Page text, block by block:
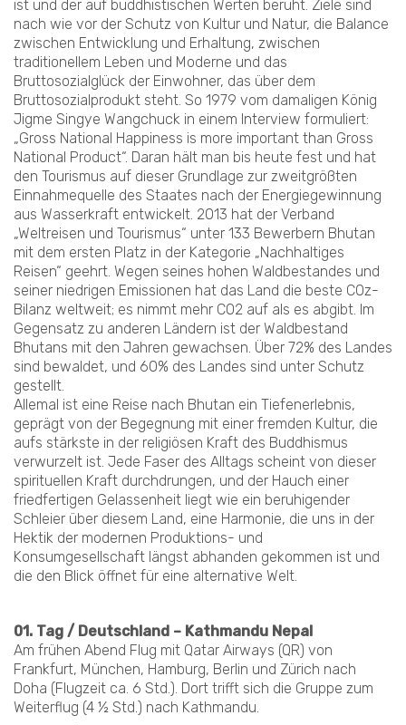
ist und der auf buddhistischen Werten beruht. Ziele sind
nach wie vor der Schutz von Kultur und Natur, die Balance
zwischen Entwicklung und Erhaltung, zwischen
traditionellem Leben und Moderne und das
Bruttosozialglück der Einwohner, das über dem
Bruttosozialprodukt steht. So 1979 vom damaligen König
Jigme Singye Wangchuck in einem Interview formuliert:
„Gross National Happiness is more important than Gross
National Product“. Daran hält man bis heute fest und hat
den Tourismus auf dieser Grundlage zur zweitgrößten
Einnahmequelle des Staates nach der Energiegewinnung
aus Wasserkraft entwickelt. 2013 hat der Verband
„Weltreisen und Tourismus“ unter 133 Bewerbern Bhutan
mit dem ersten Platz in der Kategorie „Nachhaltiges
Reisen“ geehrt. Wegen seines hohen Waldbestandes und
seiner niedrigen Emissionen hat das Land die beste COz-
Bilanz weltweit; es nimmt mehr CO2 auf als es abgibt. Im
Gegensatz zu anderen Ländern ist der Waldbestand
Bhutans mit den Jahren gewachsen. Über 72% des Landes
sind bewaldet, und 60% des Landes sind unter Schutz
gestellt.
Allemal ist eine Reise nach Bhutan ein Tiefenerlebnis,
geprägt von der Begegnung mit einer fremden Kultur, die
aufs stärkste in der religiösen Kraft des Buddhismus
verwurzelt ist. Jede Faser des Alltags scheint von dieser
spirituellen Kraft durchdrungen, und der Hauch einer
friedfertigen Gelassenheit liegt wie ein beruhigender
Schleier über diesem Land, eine Harmonie, die uns in der
Hektik der modernen Produktions- und
Konsumgesellschaft längst abhanden gekommen ist und
die den Blick öffnet für eine alternative Welt.
01. Tag / Deutschland – Kathmandu Nepal
Am frühen Abend Flug mit Qatar Airways (QR) von
Frankfurt, München, Hamburg, Berlin und Zürich nach
Doha (Flugzeit ca. 6 Std.). Dort trifft sich die Gruppe zum
Weiterflug (4 ½ Std.) nach Kathmandu.